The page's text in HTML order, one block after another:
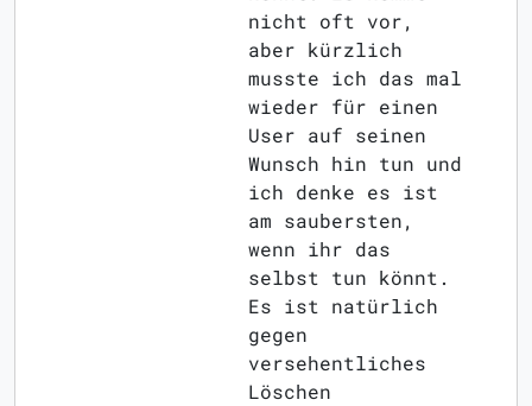
nicht oft vor,
aber kürzlich
musste ich das mal
wieder für einen
User auf seinen
Wunsch hin tun und
ich denke es ist
am saubersten,
wenn ihr das
selbst tun könnt.
Es ist natürlich
gegen
versehentliches
Löschen